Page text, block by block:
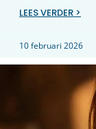
LEES VERDER >
10 februari 2026